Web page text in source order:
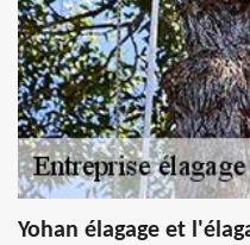
Yohan élagage et